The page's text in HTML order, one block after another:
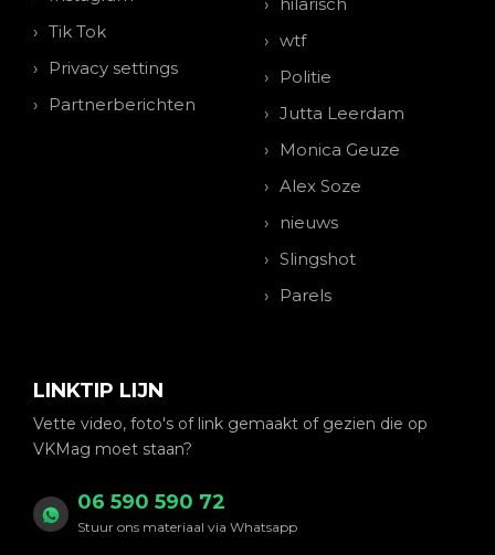
Tik Tok
Privacy settings
Partnerberichten
wtf
Politie
Jutta Leerdam
Monica Geuze
Alex Soze
nieuws
Slingshot
Parels
LINKTIP LIJN
Vette video, foto's of link gemaakt of gezien die op
VKMag moet staan?
06 590 590 72
Stuur ons materiaal via Whatsapp